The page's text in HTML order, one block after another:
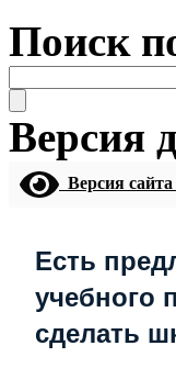
Поиск
Версия
Версия
Есть
учебного
сделать